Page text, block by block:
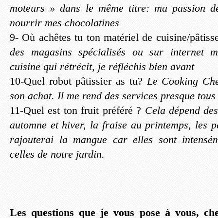
moteurs » dans le même titre: ma passion
nourrir mes chocolatines
9- Où achêtes tu ton matériel de cuisine/
des magasins spécialisés ou sur internet
cuisine qui rétrécit, je réfléchis bien avant
10-Quel robot pâtissier as tu? Le Cooking
son achat. Il me rend des services presque
11-Quel est ton fruit préféré ? Cela dépend
automne et hiver, la fraise au printemps, les
rajouterai la mangue car elles sont
celles de notre jardin.
Les questions que je vous pose à vous,